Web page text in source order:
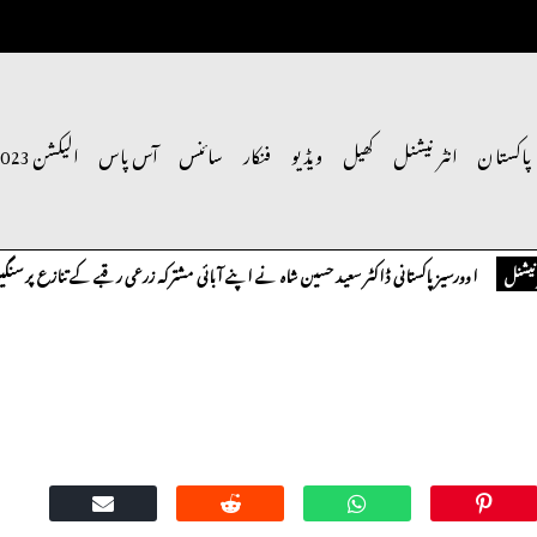
پاکستان انٹر نیشنل کھیل ویڈیو فنکار سائنس آس پاس الیکشن 2023
اوورسیز پاکستانی ڈاکٹر سعید حسین شاہ نے اپنے آبائی مشترکہ زرعی رقبے کے تنازع پر سنگین